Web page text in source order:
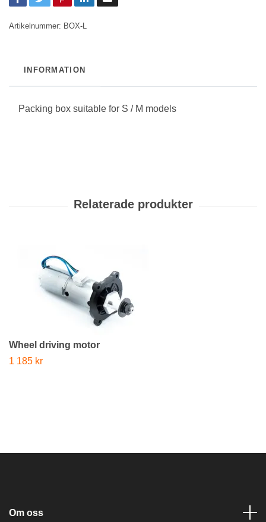
Artikelnummer: BOX-L
INFORMATION
Packing box suitable for S / M models
Wheel driving motor
1 185 kr
Om oss